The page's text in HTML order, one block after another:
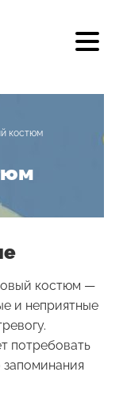
костюм
костюм —
и неприятные
потребовать
запоминания